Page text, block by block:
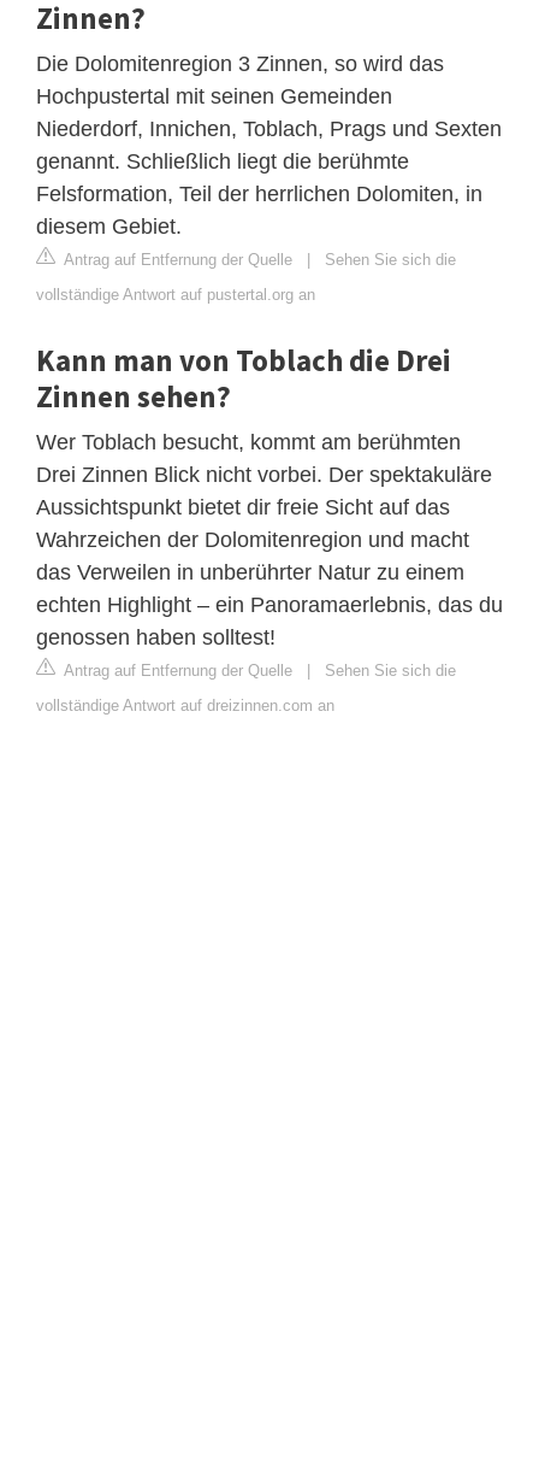
Zinnen?
Die Dolomitenregion 3 Zinnen, so wird das
Hochpustertal mit seinen Gemeinden
Niederdorf, Innichen, Toblach, Prags und Sexten
genannt. Schließlich liegt die berühmte
Felsformation, Teil der herrlichen Dolomiten, in
diesem Gebiet.
Antrag auf Entfernung der Quelle | Sehen Sie sich die
vollständige Antwort auf pustertal.org an
Kann man von Toblach die Drei
Zinnen sehen?
Wer Toblach besucht, kommt am berühmten
Drei Zinnen Blick nicht vorbei. Der spektakuläre
Aussichtspunkt bietet dir freie Sicht auf das
Wahrzeichen der Dolomitenregion und macht
das Verweilen in unberührter Natur zu einem
echten Highlight – ein Panoramaerlebnis, das du
genossen haben solltest!
Antrag auf Entfernung der Quelle | Sehen Sie sich die
vollständige Antwort auf dreizinnen.com an